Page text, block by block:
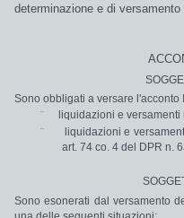
determinazione e di versamento
Sono obbligati a versare l'acconto
¨
liquidazioni e versamenti
¨
liquidazioni e
art. 74 co. 4 del DPR n.
Sonoesonerati dal versamento